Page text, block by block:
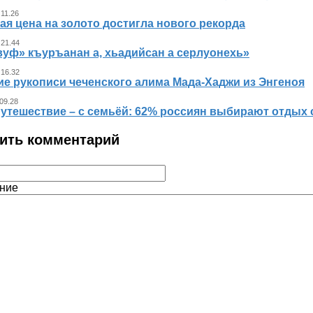
цена на золото достигла нового рекорда
къуръанан а, хьадийсан а серлуонехь»
рукописи чеченского алима Мада-Хаджи из Энгеноя
– с семьёй: 62% россиян выбирают отдых
комментарий